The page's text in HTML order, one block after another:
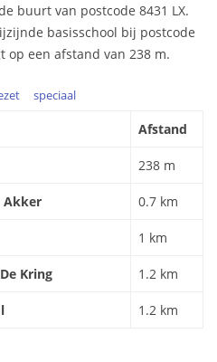
buurt van postcode 8431 LX.
basisschool bij postcode
op een afstand van 238 m.
speciaal
Afstand
238 m
Akker 0.7 km
1 km
Kring 1.2 km
1.2 km